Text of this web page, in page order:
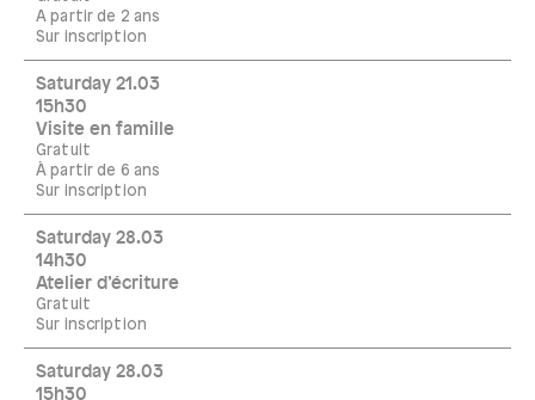
A partir de 2 ans
Sur inscription
Saturday 21.03
15h30
Visite en famille
Gratuit
À partir de 6 ans
Sur inscription
Saturday 28.03
14h30
Atelier d’écriture
Gratuit
Sur inscription
Saturday 28.03
15h30